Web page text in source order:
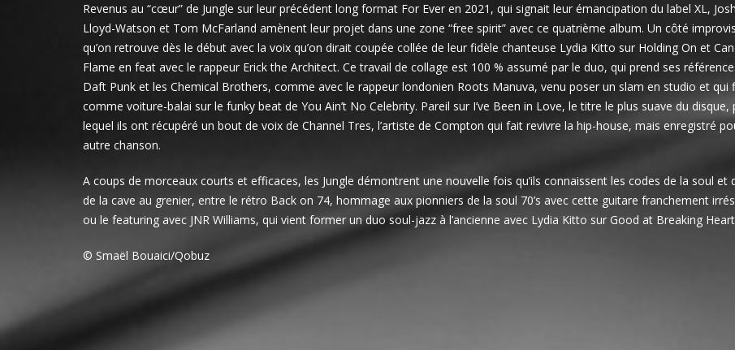
Revenus au “cœur” de Jungle sur leur précédent long format For Ever en 2021, qui signait leur émancipation du label XL, Josh
Lloyd-Watson et Tom McFarland amènent leur projet dans une zone “free spirit” avec ce quatrième album. Un côté
qu’on retrouve dès le début avec la voix qu’on dirait coupée collée de leur fidèle chanteuse Lydia Kitto sur Holding On et
Flame en feat avec le rappeur Erick the Architect. Ce travail de collage est 100 % assumé par le duo, qui prend ses
Daft Punk et les Chemical Brothers, comme avec le rappeur londonien Roots Manuva, venu poser un slam en studio et qui
comme voiture-balai sur le funky beat de You Ain’t No Celebrity. Pareil sur I’ve Been in Love, le titre le plus suave du disque,
lequel ils ont récupéré un bout de voix de Channel Tres, l’artiste de Compton qui fait revivre la hip-house, mais enregistré
autre chanson.
A coups de morceaux courts et efficaces, les Jungle démontrent une nouvelle fois qu’ils connaissent les codes de la soul et
de la cave au grenier, entre le rétro Back on 74, hommage aux pionniers de la soul 70’s avec cette guitare franchement
ou le featuring avec JNR Williams, qui vient former un duo soul-jazz à l’ancienne avec Lydia Kitto sur Good at Breaking
© Smaël Bouaici/Qobuz